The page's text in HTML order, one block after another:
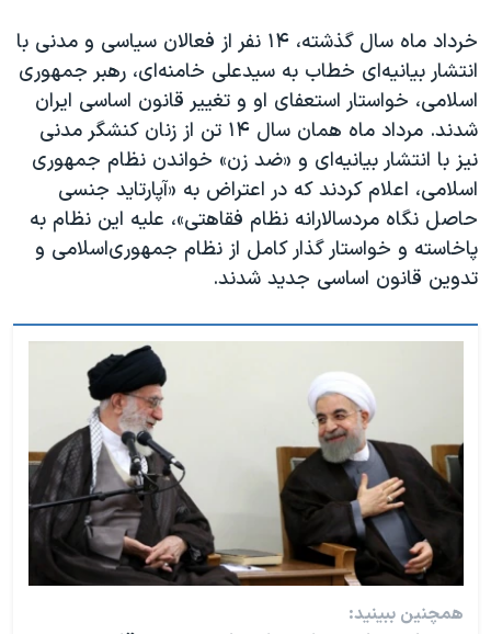
خرداد ماه سال گذشته، ۱۴ نفر از فعالان سیاسی و مدنی با
انتشار بیانیه‌ای خطاب به سیدعلی خامنه‌ای، رهبر جمهوری
اسلامی، خواستار استعفای او و تغییر قانون اساسی ایران
شدند. مرداد ماه همان سال ۱۴ تن از زنان کنشگر مدنی
نیز با انتشار بیانیه‌ای و «ضد زن» خواندن نظام جمهوری
اسلامی، اعلام کردند که در اعتراض به «آپارتاید جنسی
حاصل نگاه مردسالارانه نظام فقاهتی»، علیه این نظام به
پاخاسته و خواستار گذار کامل از نظام جمهوری‌اسلامی و
تدوین قانون اساسی جدید شدند.
همچنین ببینید: